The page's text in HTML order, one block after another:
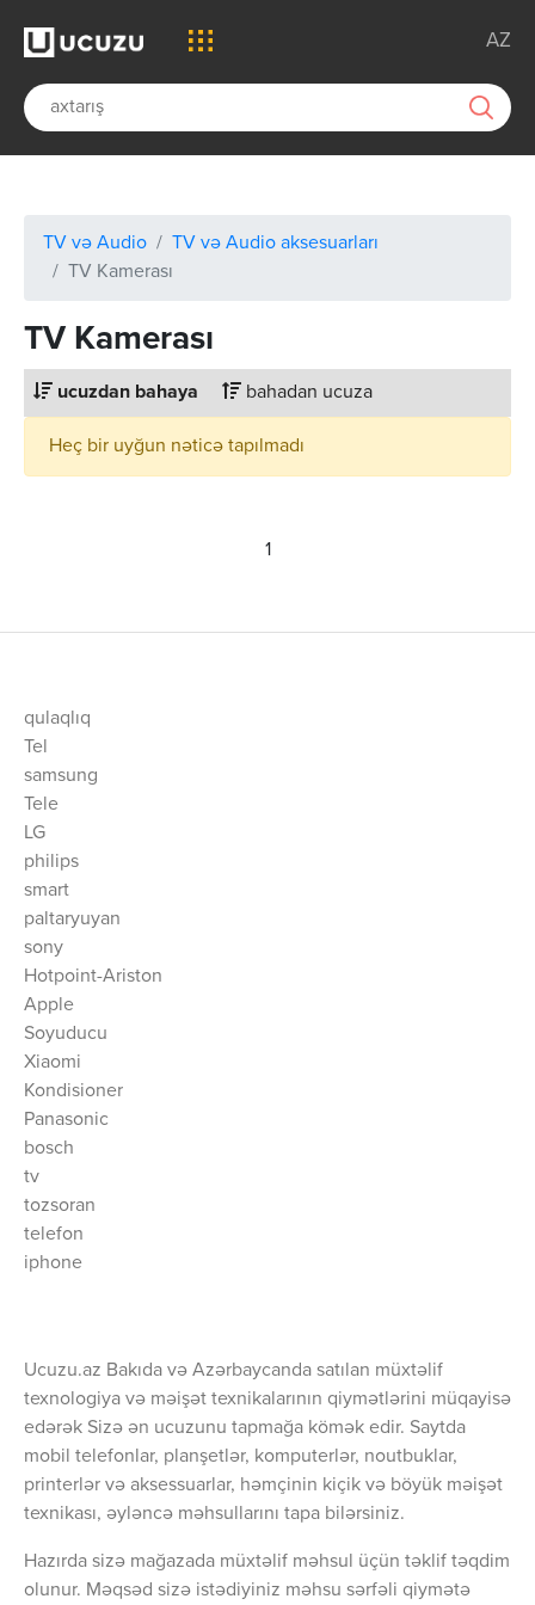
AZ
TV və Audio
TV və Audio aksesuarları
TV Kamerası
TV Kamerası
ucuzdan bahaya bahadan ucuza
Heç bir uyğun nəticə tapılmadı
1
qulaqlıq
Tel
samsung
Tele
LG
philips
smart
paltaryuyan
sony
Hotpoint-Ariston
Apple
Soyuducu
Xiaomi
Kondisioner
Panasonic
bosch
tv
tozsoran
telefon
iphone
Ucuzu.az Bakıda və Azərbaycanda satılan müxtəlif
texnologiya və məişət texnikalarının qiymətlərini müqayisə
edərək Sizə ən ucuzunu tapmağa kömək edir. Saytda
mobil telefonlar, planşetlər, komputerlər, noutbuklar,
printerlər və aksessuarlar, həmçinin kiçik və böyük məişət
texnikası, əyləncə məhsullarını tapa bilərsiniz.
Hazırda sizə mağazada müxtəlif məhsul üçün təklif təqdim
olunur. Məqsəd sizə istədiyiniz məhsu sərfəli qiymətə